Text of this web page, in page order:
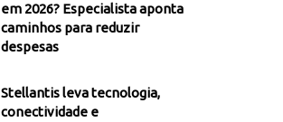
em 2026? Especialista aponta
caminhos para reduzir
despesas
Stellantis leva tecnologia,
conectividade e